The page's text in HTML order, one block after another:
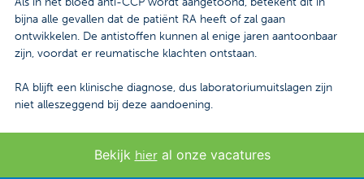
bijna alle gevallen dat de patiënt RA heeft of zal gaan
ontwikkelen. De antistoffen kunnen al enige jaren aantoonbaar
zijn, voordat er reumatische klachten ontstaan.
RA blijft een klinische diagnose, dus laboratoriumuitslagen zijn
niet alleszeggend bij deze aandoening.
Bekijk hieral onze vacatures